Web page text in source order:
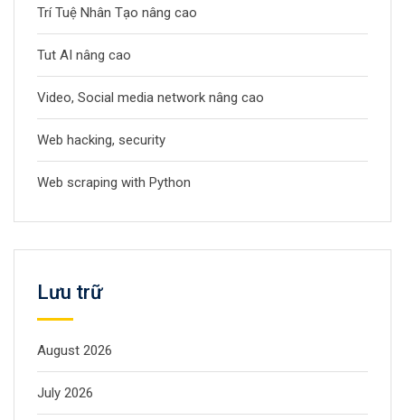
Trí Tuệ Nhân Tạo nâng cao
Tut AI nâng cao
Video, Social media network nâng cao
Web hacking, security
Web scraping with Python
Lưu trữ
August 2026
July 2026